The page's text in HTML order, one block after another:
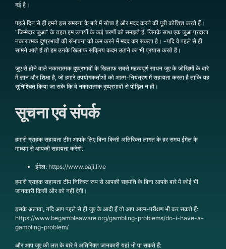
गई है।
पहले दिन से ही हमने इस समस्या के बारे में सोचा है और मदद करने की पूरी कोशिश करते हैं।
“जिम्मेदार जुआ” के तहत हम उपायों के कई चरणों को समझते हैं, जिनके साथ एक जुआ प्रदाता
नकारात्मक दुष्प्रभावों की संभावना को कम करने में मदद कर सकता है। -यदि वे पहले से ही
सामने आते हैं तो हम उनके खिलाफ सक्रिय कदम उठाने का भी प्रयास करते हैं।
जुए से होने वाले नकारात्मक दुष्प्रभावों के खिलाफ सबसे महत्वपूर्ण साधन जुए के जोखिमों के बारे
में ज्ञान और शिक्षा है, जो हमारे उपयोगकर्ताओं को आत्म-नियंत्रण में सहायता करता है ताकि यह
सुनिश्चित किया जा सके कि वे नकारात्मक दुष्प्रभावों से पीड़ित न हों।
सूचना एवं संपर्क
हमारी ग्राहक सहायता टीम आपके लिए बिना किसी अतिरिक्त लागत के हर समय ईमेल के
माध्यम से आपकी सहायता करेगी:
ईमेल: https://www.baji.live
हमारी ग्राहक सहायता टीम निश्चित रूप से आपकी सहमति के बिना आपके बारे में कोई भी
जानकारी किसी और को नहीं देगी।
इसके अलावा, यदि आप पहले से ही जुए के आदी हैं तो आप आत्म-परीक्षण भी कर सकते हैं:
https://www.begambleaware.org/gambling-problems/do-i-have-a-
gambling-problem/
और आप जुए की लत के बारे में अतिरिक्त जानकारी यहां भी पा सकते हैं: